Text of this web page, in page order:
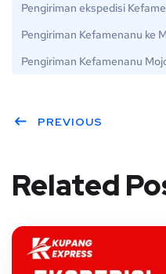
Pengiriman ekspedisi
Pengiriman Kefamenanu ke
Pengiriman Kefamenanu
PREVIOUS
Related